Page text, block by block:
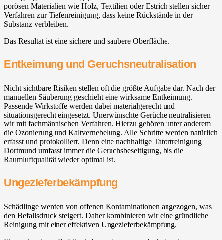
porösen Materialien wie Holz, Textilien oder Estrich stellen sicher
Verfahren zur Tiefenreinigung, dass keine Rückstände in der
Substanz verbleiben.
Das Resultat ist eine sichere und saubere Oberfläche.
Entkeimung und Geruchsneutralisation
Nicht sichtbare Risiken stellen oft die größte Aufgabe dar. Nach der
manuellen Säuberung geschieht eine wirksame Entkeimung.
Passende Wirkstoffe werden dabei materialgerecht und
situationsgerecht eingesetzt. Unerwünschte Gerüche neutralisieren
wir mit fachmännischen Verfahren. Hierzu gehören unter anderem
die Ozonierung und Kaltvernebelung. Alle Schritte werden natürlich
erfasst und protokolliert. Denn eine nachhaltige Tatortreinigung
Dortmund umfasst immer die Geruchsbeseitigung, bis die
Raumluftqualität wieder optimal ist.
Ungezieferbekämpfung
Schädlinge werden von offenen Kontaminationen angezogen, was
den Befallsdruck steigert. Daher kombinieren wir eine gründliche
Reinigung mit einer effektiven Ungezieferbekämpfung.